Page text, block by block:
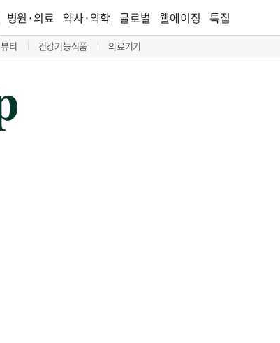
뷰티 건강기능식품 의료기기
병원·의료 약사·약학 글로벌 웰에이징 특집